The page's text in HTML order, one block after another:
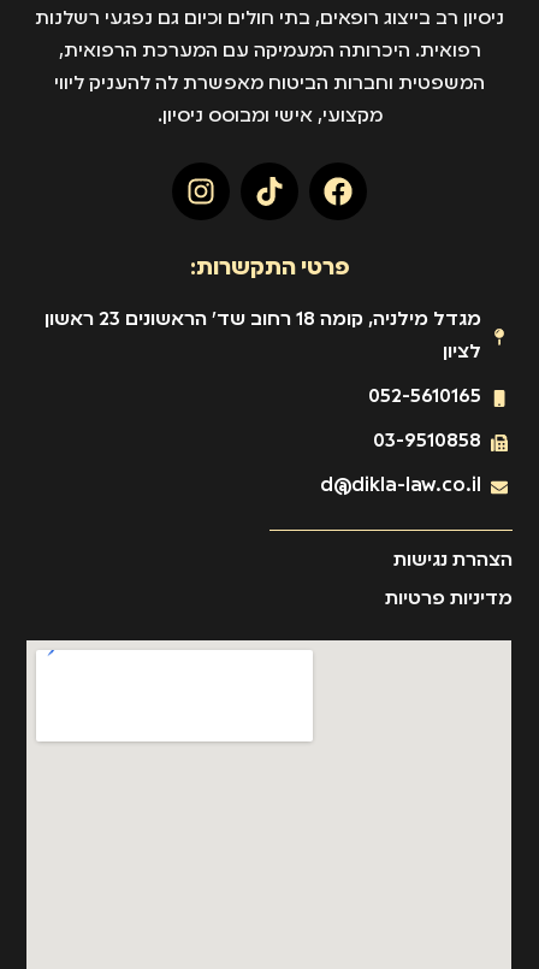
ניסיון רב בייצוג רופאים, בתי חולים וכיום גם נפגעי רשלנות
רפואית. היכרותה המעמיקה עם המערכת הרפואית,
המשפטית וחברות הביטוח מאפשרת לה להעניק ליווי
מקצועי, אישי ומבוסס ניסיון.
פרטי התקשרות:
מגדל מילניה, קומה 18 רחוב שד' הראשונים 23 ראשון
לציון
052-5610165
03-9510858
d@dikla-law.co.il
הצהרת נגישות
מדיניות פרטיות